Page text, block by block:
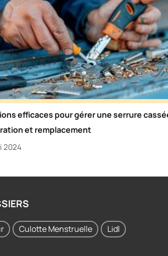
efficaces pour gérer une serrure
et remplacement
2024
Culotte Menstruelle Lidl